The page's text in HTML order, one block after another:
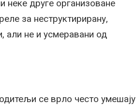
неке друге организоване
за неструктирирану,
али не и усмеравани од
се врло често умешају